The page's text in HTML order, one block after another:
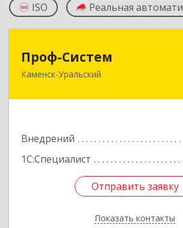
ISO Реальная
Проф-Систем
Каменск-Уральский
Внедрений
1С:Специалист
Отправить заявку
Показать контакты
623406, Свердловская обл,
Отправить заявку
Назад